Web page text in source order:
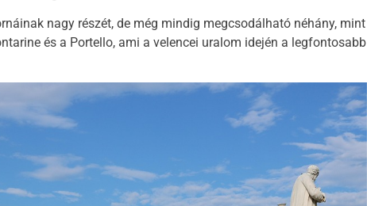
nagy részét, de még mindig megcsodálható néhány, mint
és a Portello, ami a velencei uralom idején a legfontosabb